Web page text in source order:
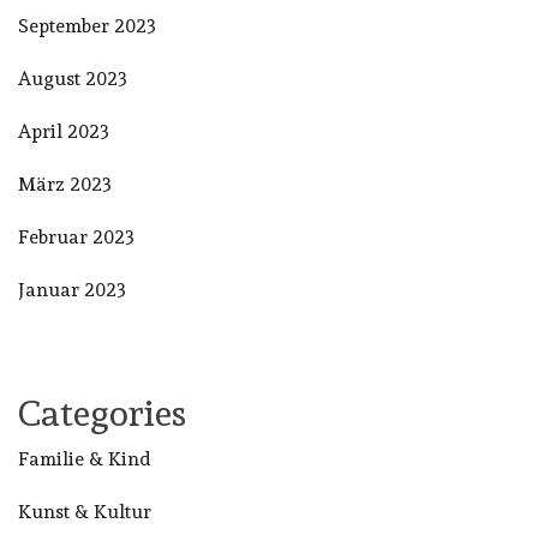
September 2023
August 2023
April 2023
März 2023
Februar 2023
Januar 2023
Categories
Familie & Kind
Kunst & Kultur